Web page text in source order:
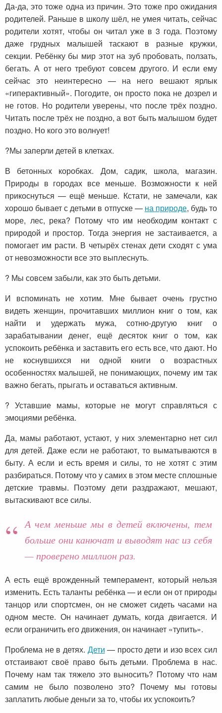
Да-да, это тоже одна из причин. Это тоже про ожидания
родителей. Раньше в школу шёл, не умея читать, сейчас
родители хотят, чтобы он читал уже в 3 года. Поэтому
даже грудных малышей таскают в разные кружки,
секции. Ребёнку бы мир этот на зуб пробовать, ползать,
бегать. А от него требуют совсем другого. И если ему
сейчас это неинтересно — на него вешают ярлык
«гиперактивный». Погодите, он просто пока не дозрел и
не готов. Но родители уверены, что после трёх поздно.
Читать после трёх не поздно, а вот быть малышом будет
поздно. Но кого это волнует!
?Мы заперли детей в клетках.
В бетонных коробках. Дом, садик, школа, магазин.
Природы в городах все меньше. Возможности к ней
прикоснуться — ещё меньше. Кстати, не замечали, как
хорошо бывает с детьми в отпуске — на природе, будь то
море, лес, река? Потому что им необходим контакт с
природой и простор. Тогда энергия не застаивается, а
помогает им расти. В четырёх стенах дети сходят с ума
от невозможности все это выплеснуть.
? Мы совсем забыли, как это быть детьми.
И вспоминать не хотим. Мне бывает очень грустно
видеть женщин, прочитавших миллион книг о том, как
найти и удержать мужа, сотню-другую книг о
зарабатывании денег, ещё десяток книг о том, как
успокоить ребёнка и заставить его есть все, что дают. Но
не коснувшихся ни одной книги о возрастных
особенностях малышей, не понимающих, почему им так
важно бегать, прыгать и оставаться активным.
? Уставшие мамы, которые не могут справляться с
эмоциями ребёнка.
Да, мамы работают, устают, у них элементарно нет сил
для детей. Даже если не работают, то выматываются в
быту. А если и есть время и силы, то не хотят с этим
разбираться. Потому что у самих в этом месте сплошные
детские травмы. Поэтому дети раздражают, мешают,
вытаскивают все силы.
А чем меньше мы в детей включены, тем
больше они канючат и выводят нас из себя
— проверено миллион раз.
А есть ещё врожденный темперамент, который нельзя
изменить. Есть таланты ребёнка — и если он от природы
танцор или спортсмен, он не сможет сидеть часами на
одном месте. Он начинает думать, когда двигается. И
если ограничить его движения, он начинает «тупить».
Проблема не в детях. Дети — просто дети и изо всех сил
отстаивают своё право быть детьми. Проблема в нас.
Почему нам так тяжело это выносить? Потому что нам
самим не было позволено это? Почему мы готовы
заплатить любые деньги за то, чтобы их успокоить?